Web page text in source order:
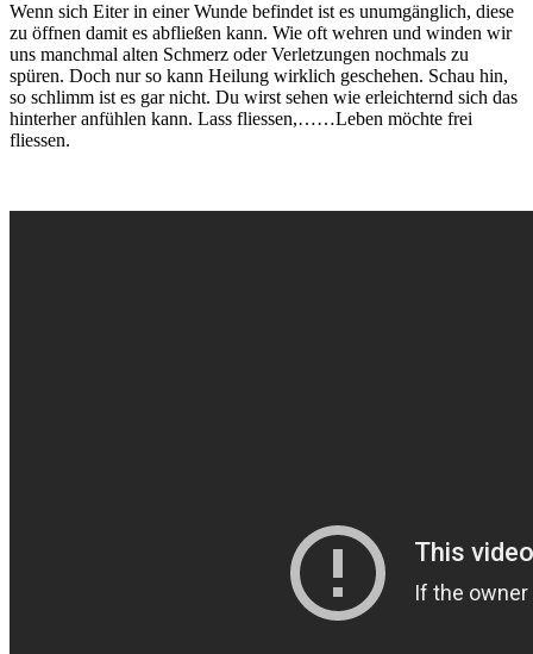
Wenn sich Eiter in einer Wunde befindet ist es unumgänglich, diese
zu öffnen damit es abfließen kann. Wie oft wehren und winden wir
uns manchmal alten Schmerz oder Verletzungen nochmals zu
spüren. Doch nur so kann Heilung wirklich geschehen. Schau hin,
so schlimm ist es gar nicht. Du wirst sehen wie erleichternd sich das
hinterher anfühlen kann. Lass fliessen,……Leben möchte frei
fliessen.